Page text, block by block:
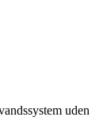
uden